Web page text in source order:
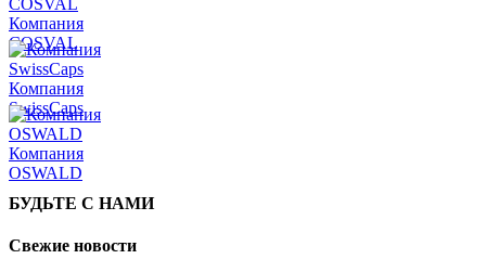
Компания
COSVAL
Компания
SwissCaps
Компания
OSWALD
БУДЬТЕ С НАМИ
Свежие новости